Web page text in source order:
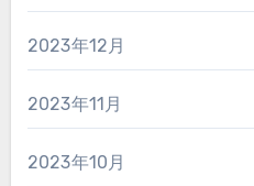
2023年12月
2023年11月
2023年10月